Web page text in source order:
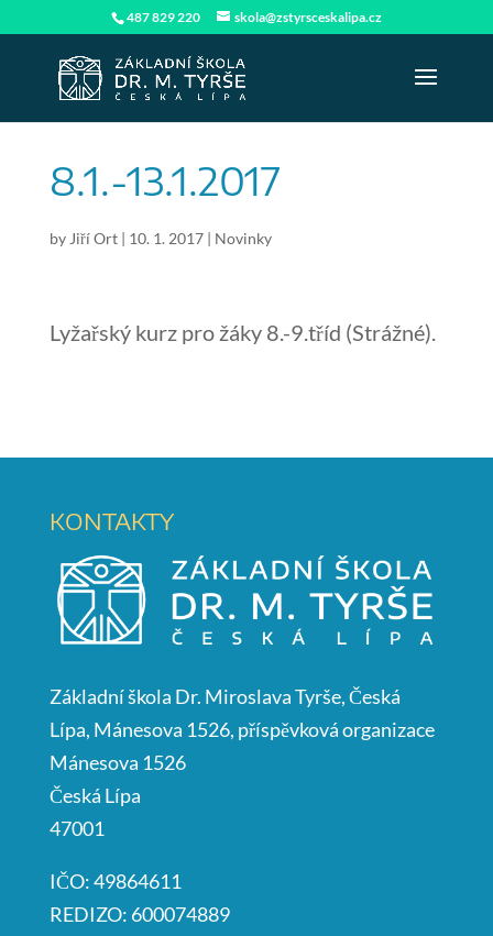
487 829 220 skola@zstyrsceskalipa.cz
8.1.-13.1.2017
by Jiří Ort| 10. 1. 2017| Novinky
Lyžařský kurz pro žáky 8.-9.tříd (Strážné).
KONTAKTY
Základní škola Dr. Miroslava Tyrše, Česká
Lípa, Mánesova 1526, příspěvková organizace
Mánesova 1526
Česká Lípa
47001
IČO: 49864611
REDIZO: 600074889